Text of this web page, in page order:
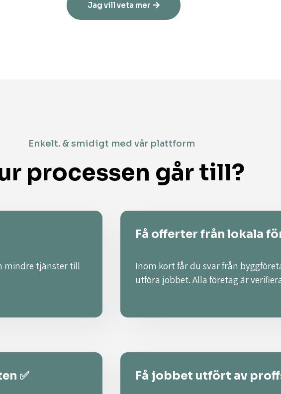
Jag vill veta mer
Enkelt. & smidigt med vår plattform
processen går till?
mindre tjänster till
Få offerter från lokala
Inom kort får du svar från
utföra jobbet. Alla företag är
✅ Få jobbet utfört av